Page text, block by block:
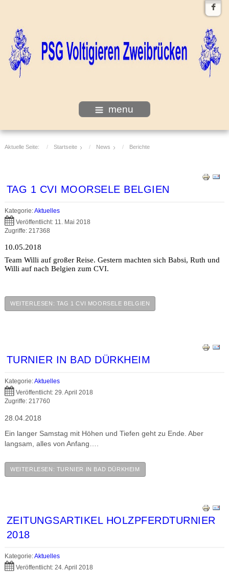
menu
Aktuelle Seite: Startseite News Berichte
TAG 1 CVI MOORSELE BELGIEN
Kategorie:Aktuelles
Veröffentlicht: 11. Mai 2018
Zugriffe: 217368
10.05.2018
Team Willi auf großer Reise. Gestern machten sich Babsi, Ruth und
Willi auf nach Belgien zum CVI.
WEITERLESEN: TAG 1 CVI MOORSELE BELGIEN
TURNIER IN BAD DÜRKHEIM
Kategorie:Aktuelles
Veröffentlicht: 29. April 2018
Zugriffe: 217760
28.04.2018
Ein langer Samstag mit Höhen und Tiefen geht zu Ende. Aber
langsam, alles von Anfang….
WEITERLESEN: TURNIER IN BAD DÜRKHEIM
ZEITUNGSARTIKEL HOLZPFERDTURNIER
2018
Kategorie:Aktuelles
Veröffentlicht: 24. April 2018